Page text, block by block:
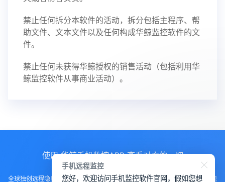
禁止任何拆分本软件的活动，拆分包括主程序、帮
助文件、文本文件以及任何构成华鲸监控软件的文
件。
禁止任何未获得华鲸授权的销售活动（包括利用华
鲸监控软件从事商业活动）。
使用 华鲸手机监控APP 查看对方的一切
全球独创远程隐身运行监控手机，不用经过对方同意安装，100%不让对方发现
手机远程监控
您好，欢迎访问手机监控软件官网，假如您想